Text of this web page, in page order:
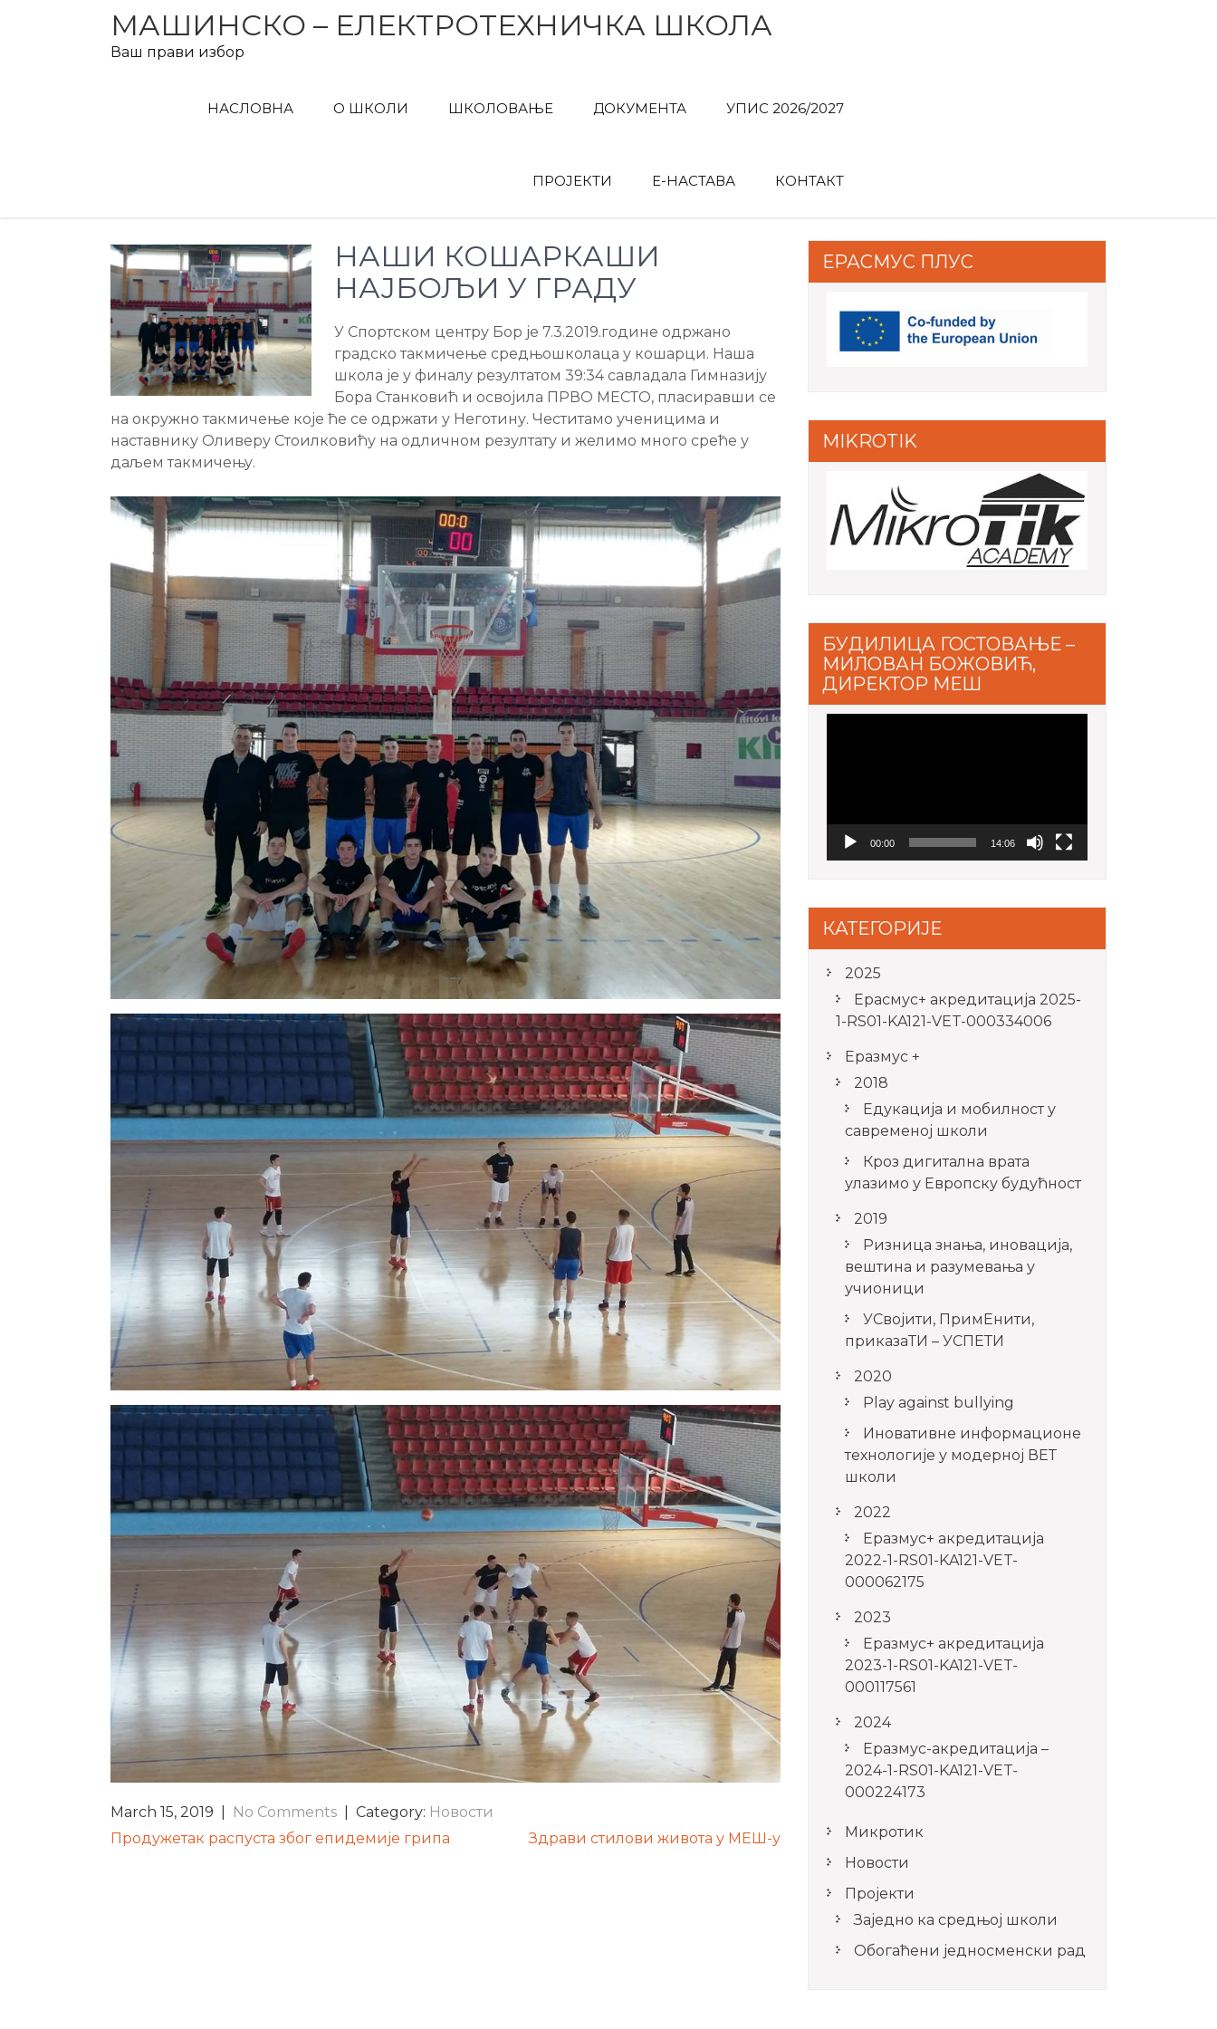
МАШИНСКО – ЕЛЕКТРОТЕХНИЧКА ШКОЛА
Ваш прави избор
НАСЛОВНА О ШКОЛИ ШКОЛОВАЊЕ ДОКУМЕНТА УПИС 2026/2027
ПРОЈЕКТИ Е-НАСТАВА КОНТАКТ
НАШИ КОШАРКАШИ
НАЈБОЉИ У ГРАДУ
У Спортском центру Бор је 7.3.2019.године одржано
градско такмичење средњошколаца у кошарци. Наша
школа је у финалу резултатом 39:34 савладала Гимназију
Бора Станковић и освојила ПРВО МЕСТО, пласиравши се
на окружно такмичење које ће се одржати у Неготину. Честитамо ученицима и
наставнику Оливеру Стоилковићу на одличном резултату и желимо много среће у
даљем такмичењу.
March 15, 2019 No Comments | Category: Новости
POST
Продужетак распуста због епидемије грипа Здрави стилови живота у МЕШ-у
ЕРАСМУС ПЛУС
MIKROTIK
БУДИЛИЦА ГОСТОВАЊЕ –
МИЛОВАН БОЖОВИЋ,
ДИРЕКТОР МЕШ
00:00 14:06
КАТЕГОРИЈЕ
2025
Ерасмус+ акредитацијa 2025-
1-RS01-KA121-VET-000334006
Еразмус +
2018
Едукација и мобилност у
савременој школи
Кроз дигитална врата
улазимо у Европску будућност
2019
Ризница знања, иновација,
вештина и разумевања у
учионици
УСвојити, ПримЕнити,
приказаТИ – УСПЕТИ
2020
Play against bullying
Иновативне информационе
технологије у модерној ВЕТ
школи
2022
Еразмус+ акредитација
2022-1-RS01-KA121-VET-
000062175
2023
Еразмус+ акредитација
2023-1-RS01-KA121-VET-
000117561
2024
Еразмус-акредитација –
2024-1-RS01-KA121-VET-
000224173
Микротик
Новости
Пројекти
Заједно ка средњој школи
Обогаћени једносменски рад